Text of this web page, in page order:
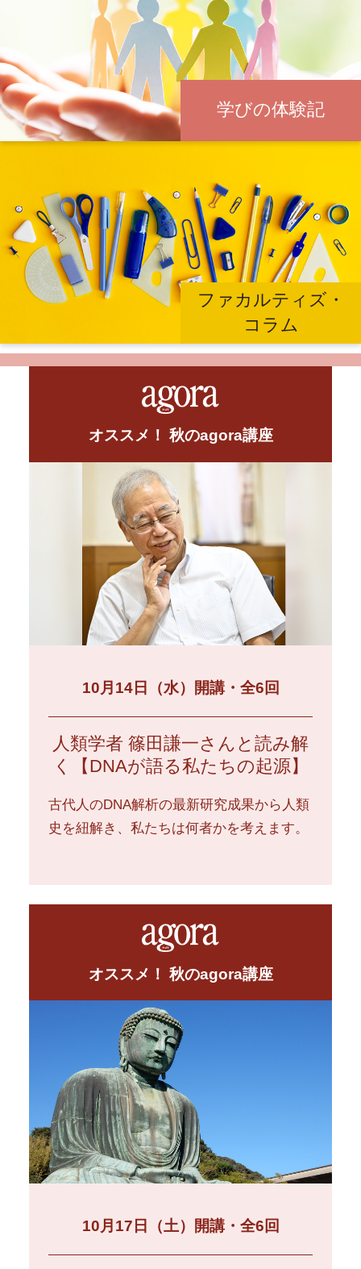
学びの体験記
ファカルティズ・
コラム
オススメ！ 秋のagora講座
10月14日（水）開講・全6回
人類学者 篠田謙一さんと読み解
く【DNAが語る私たちの起源】
古代人のDNA解析の最新研究成果から人類
史を紐解き、私たちは何者かを考えます。
オススメ！ 秋のagora講座
10月17日（土）開講・全6回